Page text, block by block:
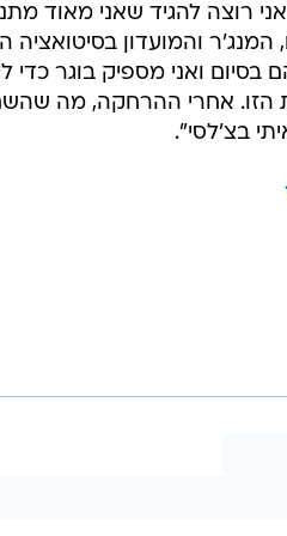
רוצה להגיד שאני מאוד
והמועדון בסיטואציה
ואני מספיק בוגר כדי
הזו. אחרי ההרחקה, מה
בצ'לסי".